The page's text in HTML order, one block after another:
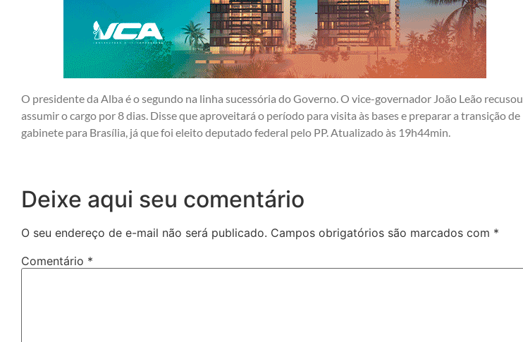
O presidente da Alba é o segundo na linha sucessória do Governo. O vice-governador João Leão recusou
assumir o cargo por 8 dias. Disse que aproveitará o período para visita às bases e preparar a transição de
gabinete para Brasília, já que foi eleito deputado federal pelo PP. Atualizado às 19h44min.
Deixe aqui seu comentário
O seu endereço de e-mail não será publicado. Campos obrigatórios são marcados com *
Comentário *